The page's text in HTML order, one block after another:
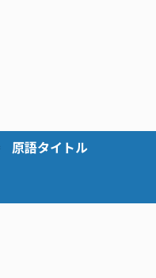
原語タイトル